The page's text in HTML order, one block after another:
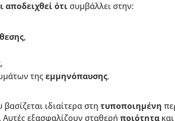
αποδειχθεί ότισυμβάλλει στην:
,
,
τηςεμμηνόπαυσης.
ιδιαίτερα στη τυποποιημένη
εξασφαλίζουν σταθερή ποιότητακαι